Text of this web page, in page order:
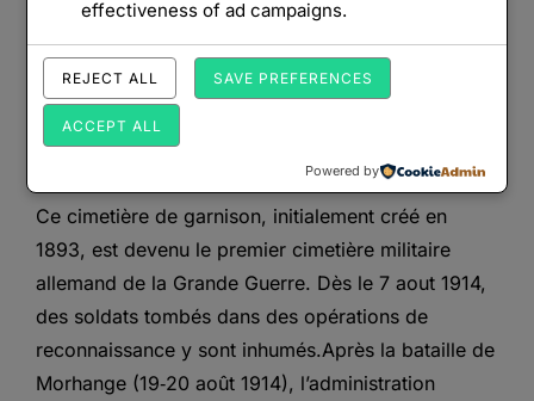
parMonts&Forts
Bataille de
Morhange,France,Grand
Est,Lorraine,Monuments
Aucun commentaire
Ce cimetière de garnison, initialement créé en
1893, est devenu le premier cimetière militaire
allemand de la Grande Guerre. Dès le 7 aout 1914,
des soldats tombés dans des opérations de
reconnaissance y sont inhumés.Après la bataille de
Morhange (19‑20 août 1914), l’administration
effectiveness of ad campaigns.
REJECT ALL SAVE PREFERENCES
ACCEPT ALL
Powered by